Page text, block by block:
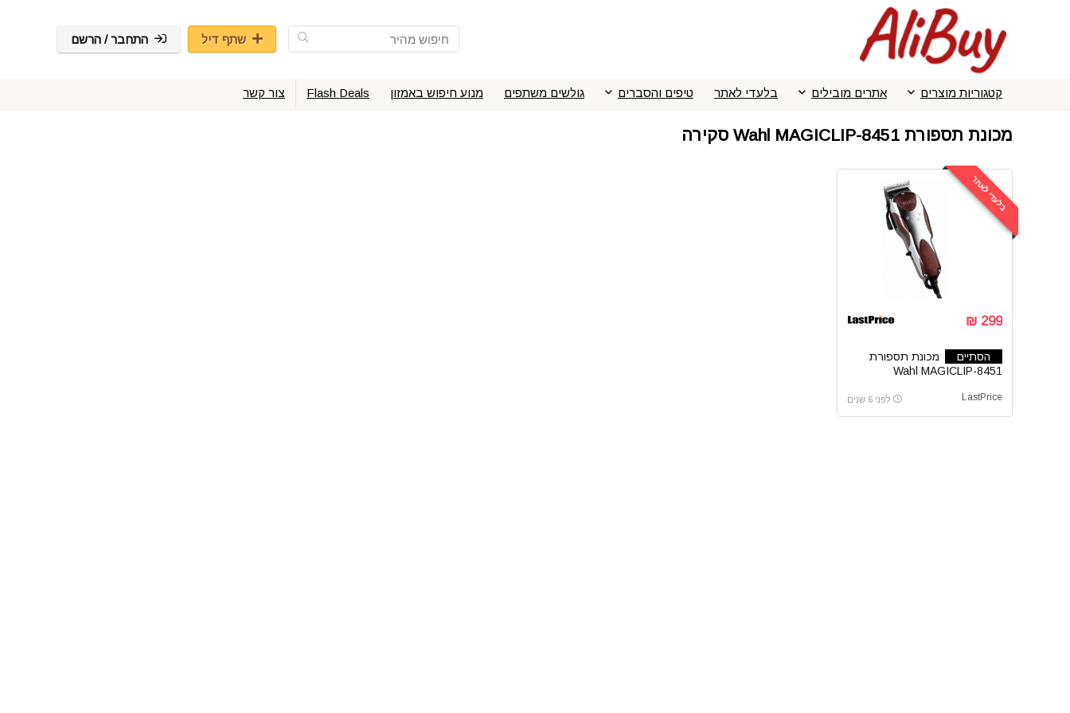
שתף דיל התחבר / הרשם
קטגוריות מוצרים אתרים מובילים בלעדי לאתר טיפים והסברים גולשים משתפים מנוע חיפוש באמזון Flash Deals צור קשר
מכונת תספורת Wahl MAGICLIP-8451 סקירה
בלעדי לאתר
299 ₪
הסתיים
מכונת תספורת
Wahl MAGICLIP-8451
LastPrice לפני 6 שנים